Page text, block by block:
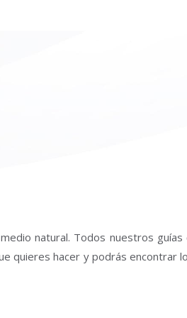
natural. Todos nuestros guías
quieres hacer y podrás encontrar